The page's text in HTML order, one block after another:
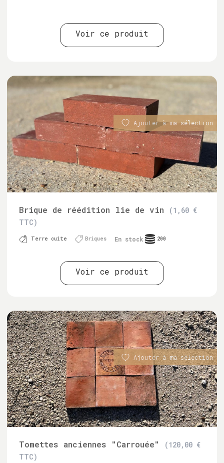
Voir ce produit
Ajouter à ma sélection
Brique de réédition lie de vin
(1,60 €
TTC)
Terre cuite Briques En stock 200
Voir ce produit
Ajouter à ma sélection
Tomettes anciennes "Carrouée"
(120,00 €
TTC)